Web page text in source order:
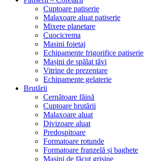
Cuptoare patiserie
Malaxoare aluat patiserie
Mixere planetare
Cuocicrema
Masini foietaj
Echipamente frigorifice patiserie
Mașini de spălat tăvi
Vitrine de prezentare
Echipamente gelaterie
Brutării
Cernătoare făină
Cuptoare brutării
Malaxoare aluat
Divizoare aluat
Predospitoare
Formatoare rotunde
Formatoare franzelă și baghete
Mașini de făcut grisine